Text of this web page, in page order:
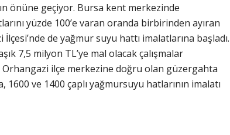
önüne geçiyor. Bursa kent merkezinde
yüzde 100’e varan oranda birbirinden ayıran
de yağmur suyu hattı imalatlarına başladı.
7,5 milyon TL’ye mal olacak çalışmalar
ilçe merkezine doğru olan güzergahta
ve 1400 çaplı yağmursuyu hatlarının imalatı